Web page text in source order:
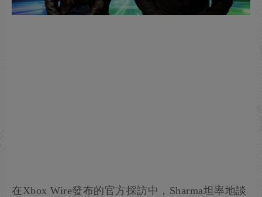
在Xbox Wire發布的官方採訪中，Sharma坦率地談